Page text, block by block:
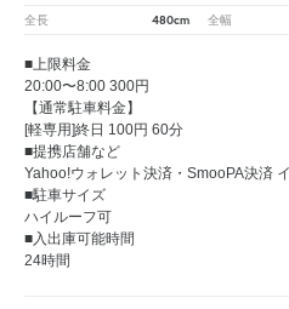
全長 480cm 全幅
■上限料金
20:00〜8:00 300円
【通常駐車料金】
[軽専用]終日 100円 60分
■提携店舗など
Yahoo!ウォレット決済・SmooPA決済
■駐車サイズ
ハイルーフ可
■入出庫可能時間
24時間